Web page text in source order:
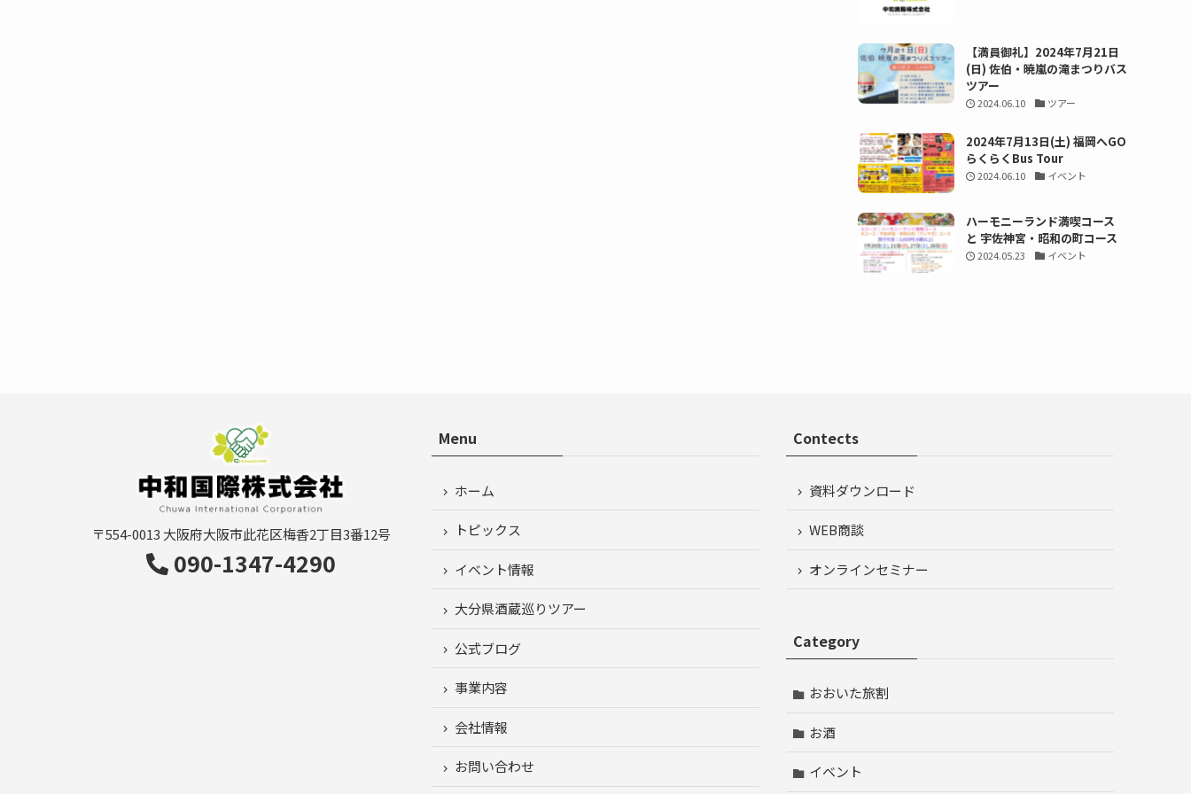
【満員御礼】2024年7月21日
(日) 佐伯・暁嵐の滝まつりバス
ツアー
2024.06.10 ツアー
2024年7月13日(土) 福岡へGO
らくらくBus Tour
2024.06.10 イベント
ハーモニーランド満喫コース
と 宇佐神宮・昭和の町コース
2024.05.23 イベント
〒554-0013 大阪府大阪市此花区梅香2丁目3番12号
090-1347-4290
Menu
ホーム
トピックス
イベント情報
大分県酒蔵巡りツアー
公式ブログ
事業内容
会社情報
お問い合わせ
Contects
資料ダウンロード
WEB商談
オンラインセミナー
Category
おおいた旅割
お酒
イベント